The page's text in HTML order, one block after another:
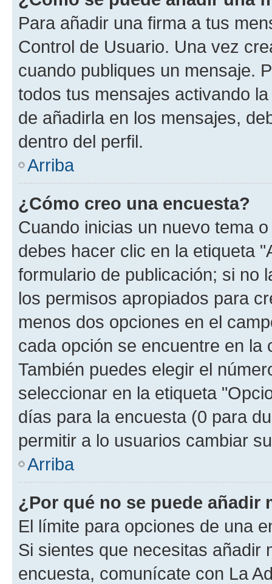
Para añadir una firma a tus
Control de Usuario. Una vez
cuando publiques un mensaje.
todos tus mensajes activando
de añadirla en los mensajes,
dentro del perfil.
Arriba
¿Cómo creo una encuesta?
Cuando inicias un nuevo tema
debes hacer clic en la etiqueta
formulario de publicación; si no
los permisos apropiados para
menos dos opciones en el
cada opción se encuentre en
También puedes elegir el
seleccionar en la etiqueta
días para la encuesta (0 para
permitir a lo usuarios cambiar
Arriba
¿Por qué no se puede añadir
El límite para opciones de una
Si sientes que necesitas añadir
encuesta, comunícate con La